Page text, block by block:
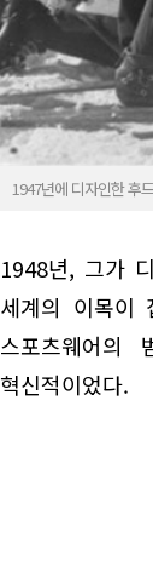
1947년에 디자인한 후
1948년, 그가
세계의 이목이
스포츠웨어의
혁신적이었다.